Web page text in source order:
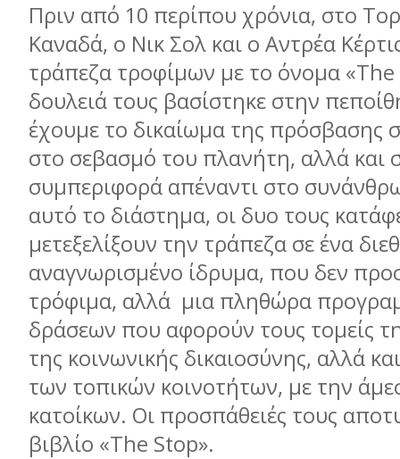
Πριν από 10 περίπου χρόνια, στο
Καναδά, ο Νικ Σολ και ο Αντρέα
τράπεζα τροφίµων µε το όνοµα
δουλειά τους βασίστηκε στην
έχουµε το δικαίωµα της πρόσβασης
στο σεβασµό του πλανήτη, αλλά και
συµπεριφορά απέναντι στο
αυτό το διάστηµα, οι δυο τους
µετεξελίξουν την τράπεζα σε ένα
αναγνωρισµένο ίδρυµα, που δεν
τρόφιµα, αλλά µια πληθώρα
δράσεων που αφορούν τους τοµείς
της κοινωνικής δικαιοσύνης, αλλά
των τοπικών κοινοτήτων, µε την
κατοίκων. Οι προσπάθειές τους
βιβλίο «The Stop».